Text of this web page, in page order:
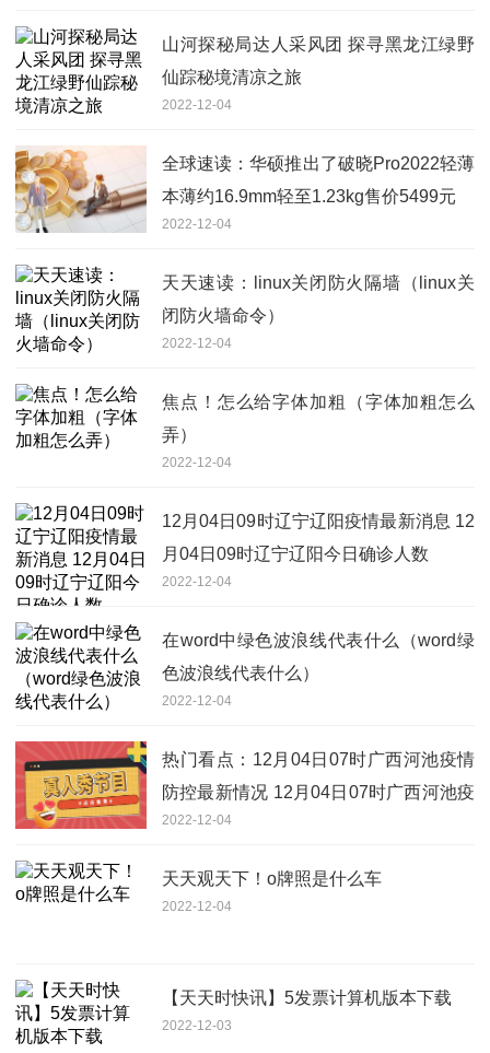
山河探秘局达人采风团 探寻黑龙江绿野
仙踪秘境清凉之旅
2022-12-04
全球速读：华硕推出了破晓Pro2022轻薄
本薄约16.9mm轻至1.23kg售价5499元
2022-12-04
天天速读：linux关闭防火隔墙（linux关
闭防火墙命令）
2022-12-04
焦点！怎么给字体加粗（字体加粗怎么
弄）
2022-12-04
12月04日09时辽宁辽阳疫情最新消息 12
月04日09时辽宁辽阳今日确诊人数
2022-12-04
在word中绿色波浪线代表什么（word绿
色波浪线代表什么）
2022-12-04
热门看点：12月04日07时广西河池疫情
防控最新情况 12月04日07时广西河池疫
情最新通告
2022-12-04
天天观天下！o牌照是什么车
2022-12-04
【天天时快讯】5发票计算机版本下载
2022-12-03